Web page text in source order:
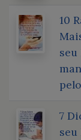
10
seu
7
seu